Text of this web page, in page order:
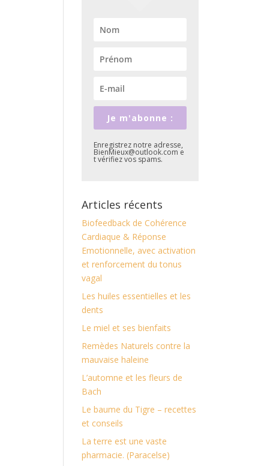
Je m'abonne :
Enregistrez notre adresse,
BienMieux@outlook.com e
t vérifiez vos spams.
Articles récents
Biofeedback de Cohérence
Cardiaque & Réponse
Emotionnelle, avec activation
et renforcement du tonus
vagal
Les huiles essentielles et les
dents
Le miel et ses bienfaits
Remèdes Naturels contre la
mauvaise haleine
L’automne et les fleurs de
Bach
Le baume du Tigre – recettes
et conseils
La terre est une vaste
pharmacie. (Paracelse)